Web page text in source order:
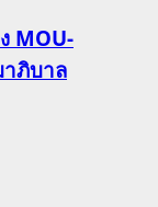
MOU-
ภิบาล